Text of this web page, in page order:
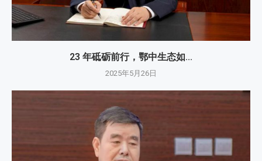
23 年砥砺前行，鄂中生态如...
2025年5月26日